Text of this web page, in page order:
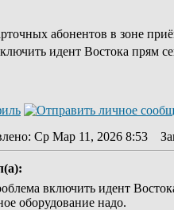
абонентов в зоне
идент Востока прям
: Ср Мар 11, 2026 8:53
включить идент
оборудование надо.